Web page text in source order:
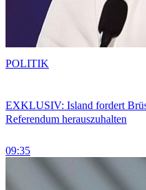
EXKLUSIV: Island fordert
Referendum herauszuhalten
09:35
POLITIK